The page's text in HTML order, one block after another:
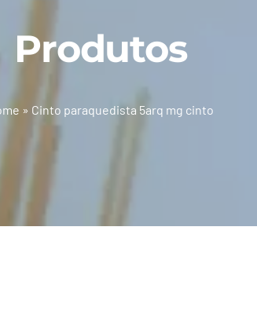
Produtos
» Cinto paraquedista 5arq mg cinto